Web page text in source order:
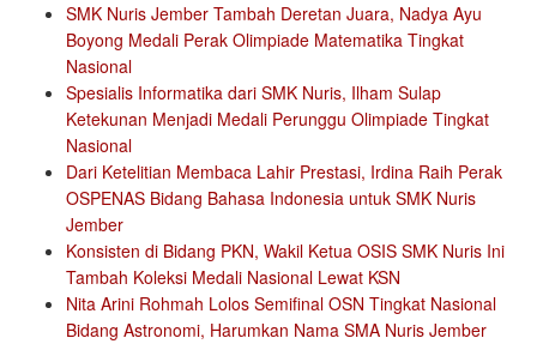
SMK Nuris Jember Tambah Deretan Juara, Nadya Ayu
Boyong Medali Perak Olimpiade Matematika Tingkat
Nasional
Spesialis Informatika dari SMK Nuris, Ilham Sulap
Ketekunan Menjadi Medali Perunggu Olimpiade Tingkat
Nasional
Dari Ketelitian Membaca Lahir Prestasi, Irdina Raih Perak
OSPENAS Bidang Bahasa Indonesia untuk SMK Nuris
Jember
Konsisten di Bidang PKN, Wakil Ketua OSIS SMK Nuris Ini
Tambah Koleksi Medali Nasional Lewat KSN
Nita Arini Rohmah Lolos Semifinal OSN Tingkat Nasional
Bidang Astronomi, Harumkan Nama SMA Nuris Jember